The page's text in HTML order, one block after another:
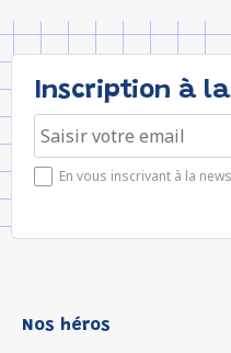
Inscription à
En vous inscrivant à la
Nos héros